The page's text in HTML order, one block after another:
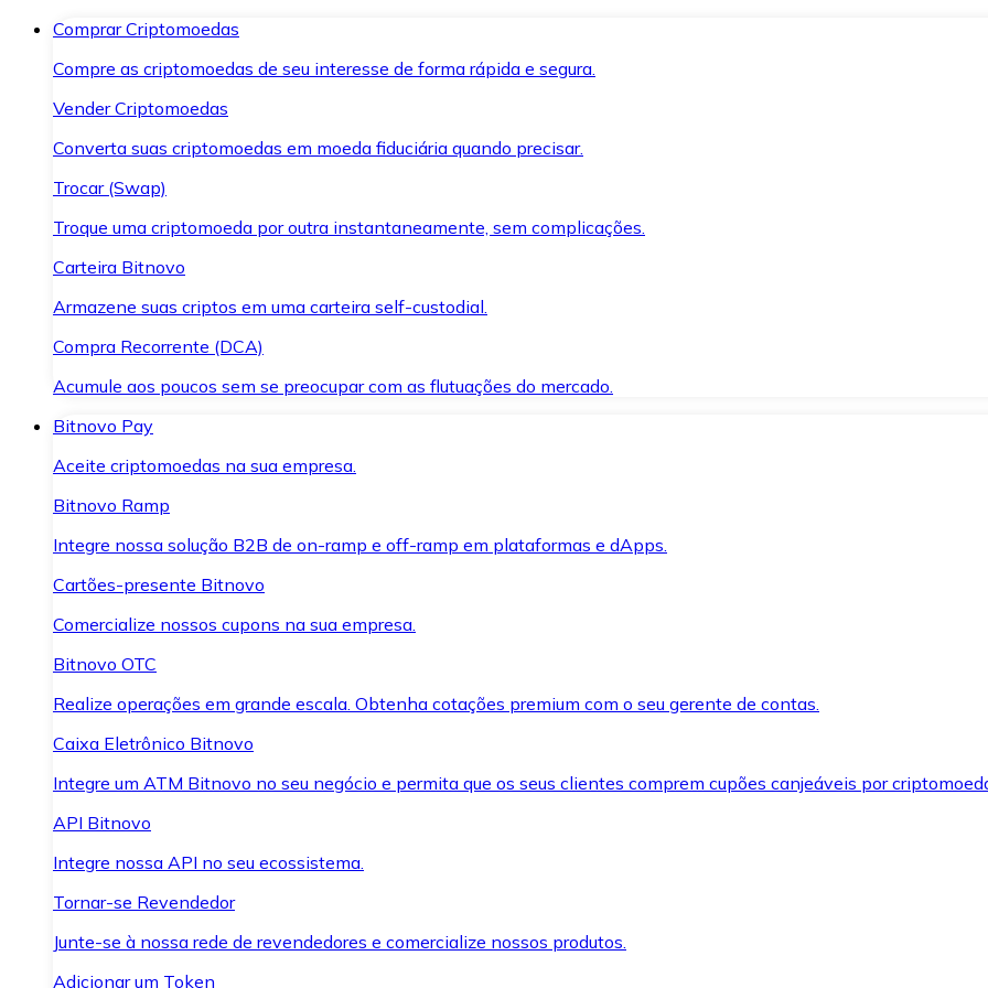
Comprar Criptomoedas
Compre as criptomoedas de seu interesse de forma rápida e segura.
Vender Criptomoedas
Converta suas criptomoedas em moeda fiduciária quando precisar.
Trocar (Swap)
Troque uma criptomoeda por outra instantaneamente, sem complicações.
Carteira Bitnovo
Armazene suas criptos em uma carteira self-custodial.
Compra Recorrente (DCA)
Acumule aos poucos sem se preocupar com as flutuações do mercado.
Bitnovo Pay
Aceite criptomoedas na sua empresa.
Bitnovo Ramp
Integre nossa solução B2B de on-ramp e off-ramp em plataformas e dApps.
Cartões-presente Bitnovo
Comercialize nossos cupons na sua empresa.
Bitnovo OTC
Realize operações em grande escala. Obtenha cotações premium com o seu gerente de contas.
Caixa Eletrônico Bitnovo
Integre um ATM Bitnovo no seu negócio e permita que os seus clientes comprem cupões canjeáveis por
API Bitnovo
Integre nossa API no seu ecossistema.
Tornar-se Revendedor
Junte-se à nossa rede de revendedores e comercialize nossos produtos.
Adicionar um Token